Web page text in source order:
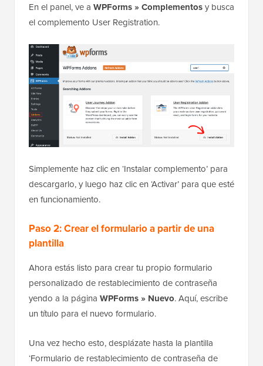
En el panel, ve a WPForms » Complementosy busca
el complemento User Registration.
Simplemente haz clic en ‘Instalar complemento’ para
descargarlo, y luego haz clic en ‘Activar’ para que esté
en funcionamiento.
Paso 2: Crear el formulario a partir de una
plantilla
Ahora estás listo para crear tu propio formulario
personalizado de restablecimiento de contraseña
yendo a la página WPForms » Nuevo. Aquí, escribe
un título para el nuevo formulario.
Una vez hecho esto, desplázate hasta la plantilla
‘Formulario de restablecimiento de contraseña de